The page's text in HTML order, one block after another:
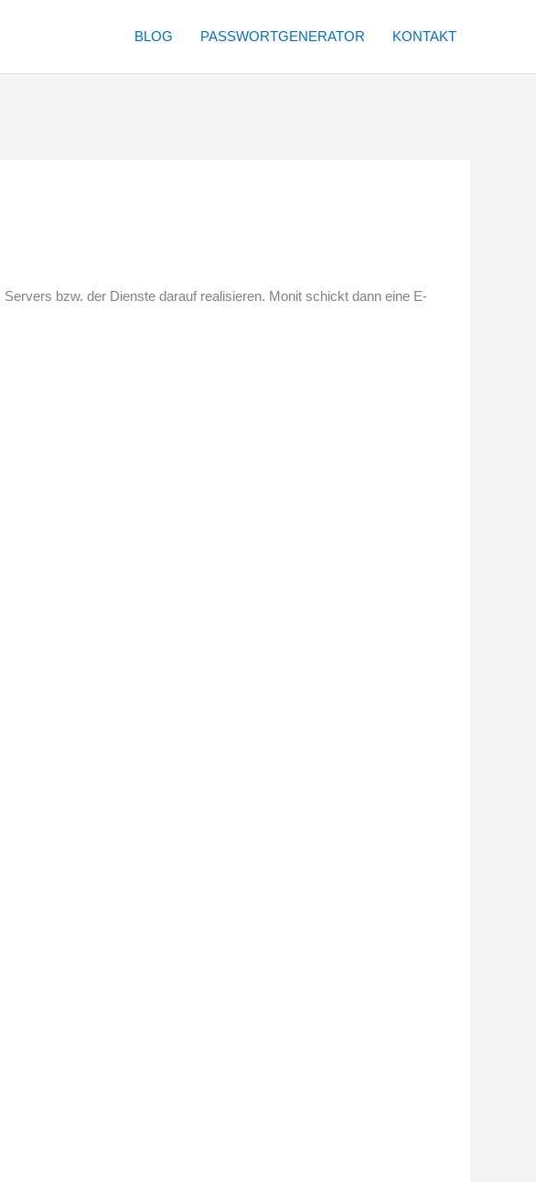
BLOG PASSWORTGENERATOR KONTAKT
bzw. der Dienste darauf realisieren. Monit schickt dann eine E-